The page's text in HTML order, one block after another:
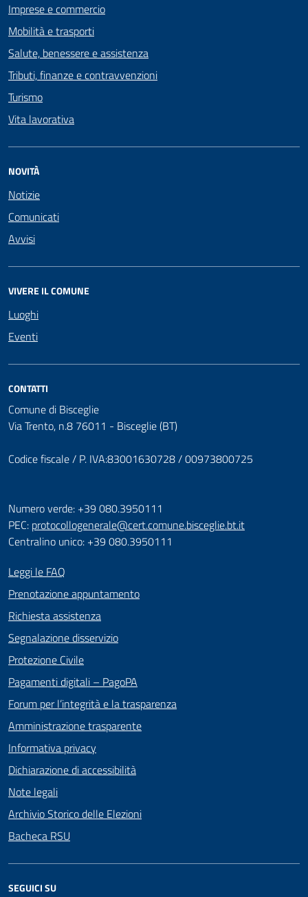
Imprese e commercio
Mobilità e trasporti
Salute, benessere e assistenza
Tributi, finanze e contravvenzioni
Turismo
Vita lavorativa
NOVITÀ
Notizie
Comunicati
Avvisi
VIVERE IL COMUNE
Luoghi
Eventi
CONTATTI
Comune di Bisceglie
Via Trento, n.8 76011 - Bisceglie (BT)
Codice fiscale / P. IVA:83001630728 / 00973800725
Numero verde: +39 080.3950111
PEC: protocollogenerale@cert.comune.bisceglie.bt.it
Centralino unico: +39 080.3950111
Leggi le FAQ
Prenotazione appuntamento
Richiesta assistenza
Segnalazione disservizio
Protezione Civile
Pagamenti digitali – PagoPA
Forum per l’integrità e la trasparenza
Amministrazione trasparente
Informativa privacy
Dichiarazione di accessibilità
Note legali
Archivio Storico delle Elezioni
Bacheca RSU
SEGUICI SU